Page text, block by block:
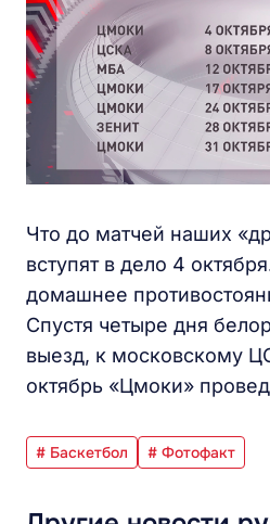
Что до матчей наших
вступят в дело 4
домашнее
Спустя четыре дня
выезд, к московскому
октябрь «Цмоки»
# Баскетбол # Фотофакт